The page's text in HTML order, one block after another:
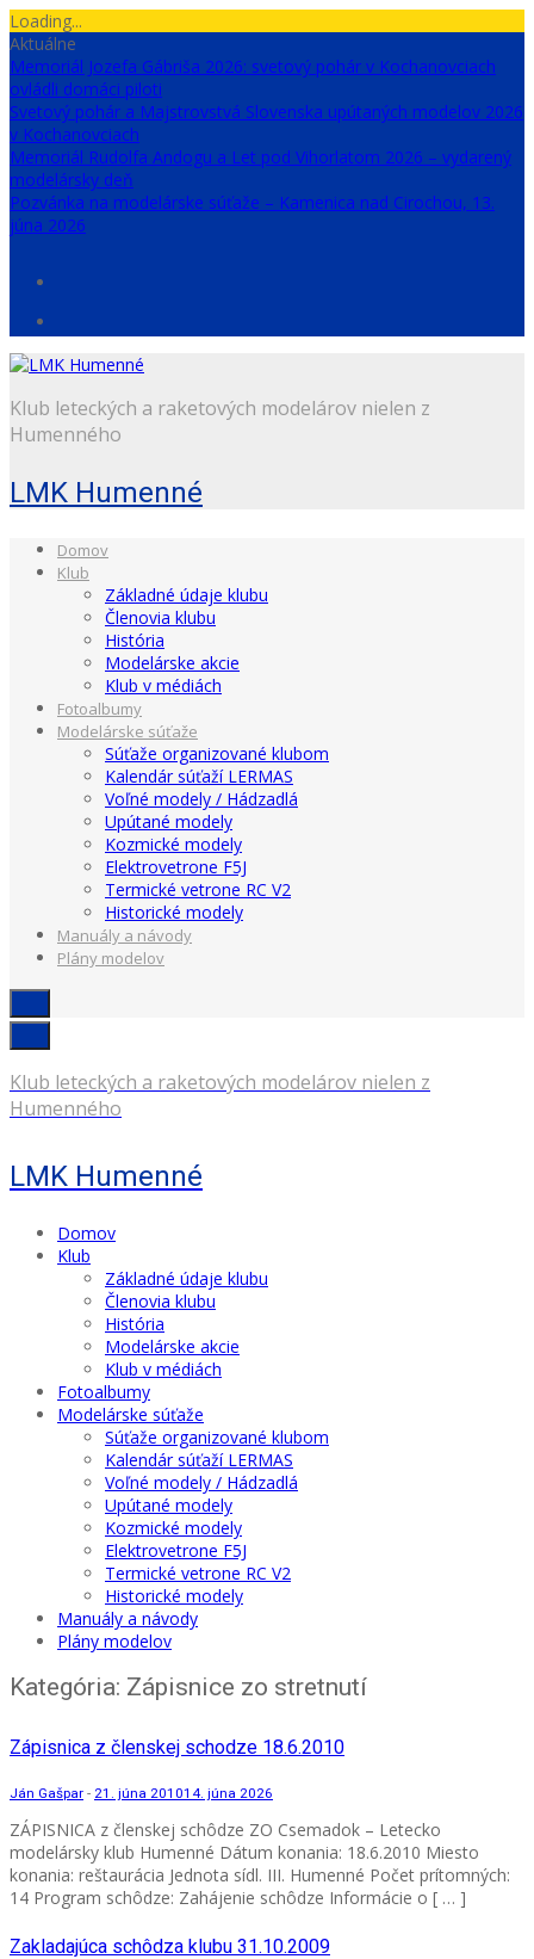
Skip
to
content
Loading...
Aktuálne
Memoriál Jozefa Gábriša 2026: svetový pohár v Kochanovciach
ovládli domáci piloti
Svetový pohár a Majstrovstvá Slovenska upútaných modelov 2026
v Kochanovciach
Memoriál Rudolfa Andogu a Let pod Vihorlatom 2026 – vydarený
modelársky deň
Pozvánka na modelárske súťaže – Kamenica nad Cirochou, 13.
júna 2026
Klub leteckých a raketových modelárov nielen z
Humenného
LMK Humenné
Domov
Klub
Základné údaje klubu
Členovia klubu
História
Modelárske akcie
Klub v médiách
Fotoalbumy
Modelárske súťaže
Súťaže organizované klubom
Kalendár súťaží LERMAS
Voľné modely / Hádzadlá
Upútané modely
Kozmické modely
Elektrovetrone F5J
Termické vetrone RC V2
Historické modely
Manuály a návody
Plány modelov
Klub leteckých a raketových modelárov nielen z
Humenného
LMK Humenné
Domov
Klub
Základné údaje klubu
Členovia klubu
História
Modelárske akcie
Klub v médiách
Fotoalbumy
Modelárske súťaže
Súťaže organizované klubom
Kalendár súťaží LERMAS
Voľné modely / Hádzadlá
Upútané modely
Kozmické modely
Elektrovetrone F5J
Termické vetrone RC V2
Historické modely
Manuály a návody
Plány modelov
Kategória: Zápisnice zo stretnutí
Zápisnica z členskej schodze 18.6.2010
Ján Gašpar - 21. júna 201014. júna 2026
ZÁPISNICA z členskej schôdze ZO Csemadok – Letecko
modelársky klub Humenné Dátum konania: 18.6.2010 Miesto
konania: reštaurácia Jednota sídl. III. Humenné Počet prítomných:
14 Program schôdze: Zahájenie schôdze Informácie o [ … ]
Zakladajúca schôdza klubu 31.10.2009